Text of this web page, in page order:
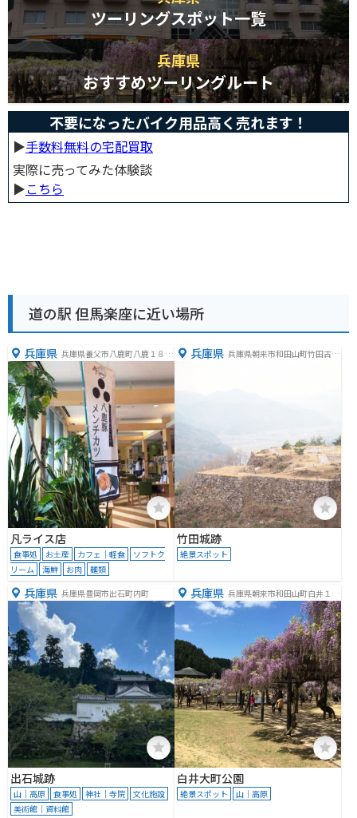
ツーリングスポット一覧
兵庫県
おすすめツーリングルート
不要になったバイク用品高く売れます！
▶︎手数料無料の宅配買取
実際に売ってみた体験談
▶︎こちら
道の駅 但馬楽座に近い場所
兵庫県 兵庫県養父市八鹿町八鹿１８７
８−１
凡ライス店
食事処 お土産 カフェ｜軽食
ソフトク
リーム
海鮮 お肉 麺類
兵庫県 兵庫県朝来市和田山町竹田古城
竹田城跡
絶景スポット
兵庫県 兵庫県豊岡市出石町内町
出石城跡
山｜高原 食事処 神社｜寺院
文化施設
美術館｜資料館
兵庫県 兵庫県朝来市和田山町白井１０
０８
白井大町公園
絶景スポット 山｜高原